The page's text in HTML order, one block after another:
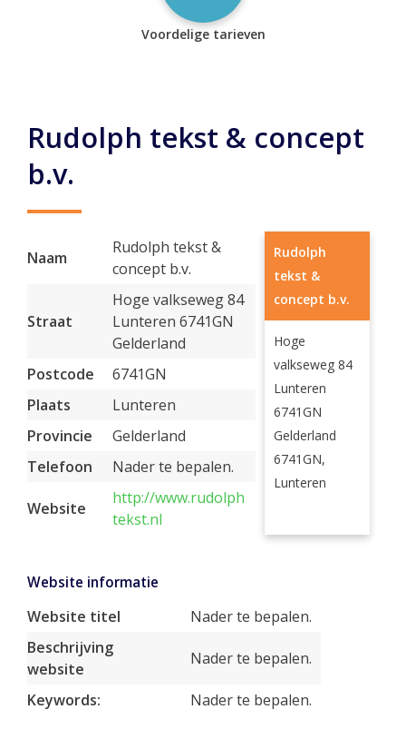
Voordelige tarieven
Rudolph tekst & concept
b.v.
Naam
Rudolph tekst &
concept b.v.
Straat
Hoge valkseweg 84
Lunteren 6741GN
Gelderland
Postcode
6741GN
Plaats
Lunteren
Provincie
Gelderland
Telefoon
Nader te bepalen.
Website
http://www.rudolph
tekst.nl
Rudolph
tekst &
concept b.v.
Hoge
valkseweg 84
Lunteren
6741GN
Gelderland
6741GN,
Lunteren
Website informatie
Website titel
Nader te bepalen.
Beschrijving
website
Nader te bepalen.
Keywords: Nader te bepalen.